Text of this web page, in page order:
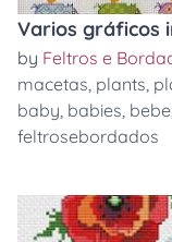
Varios gráficos
by Feltros e
macetas, plants,
baby, babies, bebe
feltrosebordados